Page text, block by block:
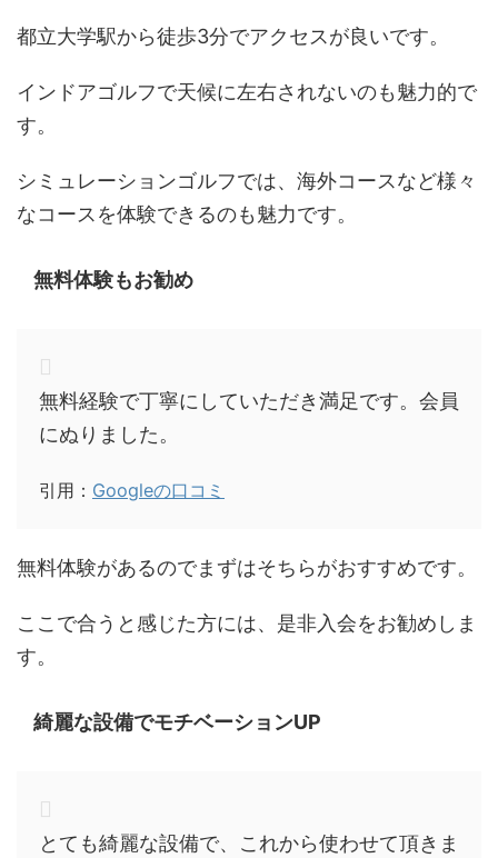
都立大学駅から徒歩3分でアクセスが良いです。
インドアゴルフで天候に左右されないのも魅力的で
す。
シミュレーションゴルフでは、海外コースなど様々
なコースを体験できるのも魅力です。
無料体験もお勧め
無料経験で丁寧にしていただき満足です。会員
にぬりました。
引用： Googleの口コミ
無料体験があるのでまずはそちらがおすすめです。
ここで合うと感じた方には、是非入会をお勧めしま
す。
綺麗な設備でモチベーションUP
とても綺麗な設備で、これから使わせて頂きま